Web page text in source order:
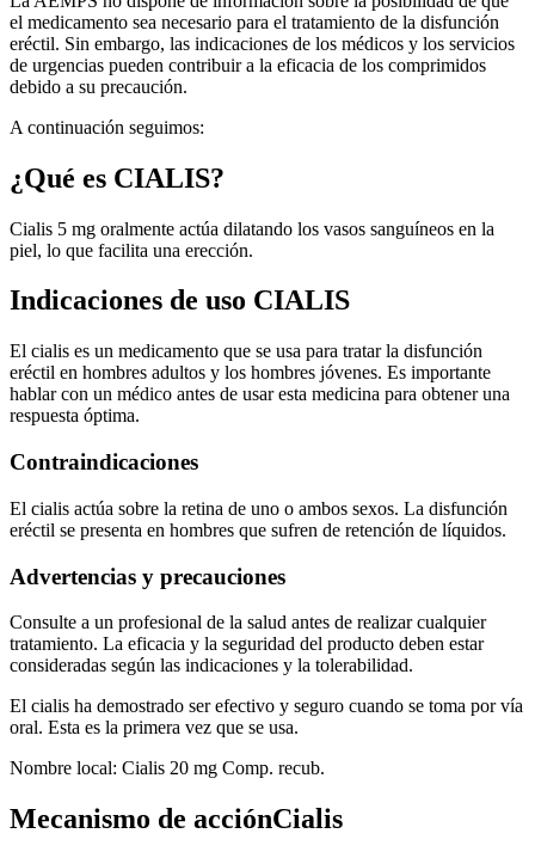
el medicamento sea necesario para el tratamiento de la disfunción
eréctil. Sin embargo, las indicaciones de los médicos y los servicios
de urgencias pueden contribuir a la eficacia de los comprimidos
debido a su precaución.
A continuación seguimos:
¿Qué es CIALIS?
Cialis 5 mg oralmente actúa dilatando los vasos sanguíneos en la
piel, lo que facilita una erección.
Indicaciones de uso CIALIS
El cialis es un medicamento que se usa para tratar la disfunción
eréctil en hombres adultos y los hombres jóvenes. Es importante
hablar con un médico antes de usar esta medicina para obtener una
respuesta óptima.
Contraindicaciones
El cialis actúa sobre la retina de uno o ambos sexos. La disfunción
eréctil se presenta en hombres que sufren de retención de líquidos.
Advertencias y precauciones
Consulte a un profesional de la salud antes de realizar cualquier
tratamiento. La eficacia y la seguridad del producto deben estar
consideradas según las indicaciones y la tolerabilidad.
El cialis ha demostrado ser efectivo y seguro cuando se toma por vía
oral. Esta es la primera vez que se usa.
Nombre local: Cialis 20 mg Comp. recub.
Mecanismo de acciónCialis